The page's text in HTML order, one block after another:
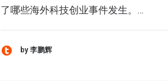
了哪些海外科技创业事件发生。…
by 李鹏辉